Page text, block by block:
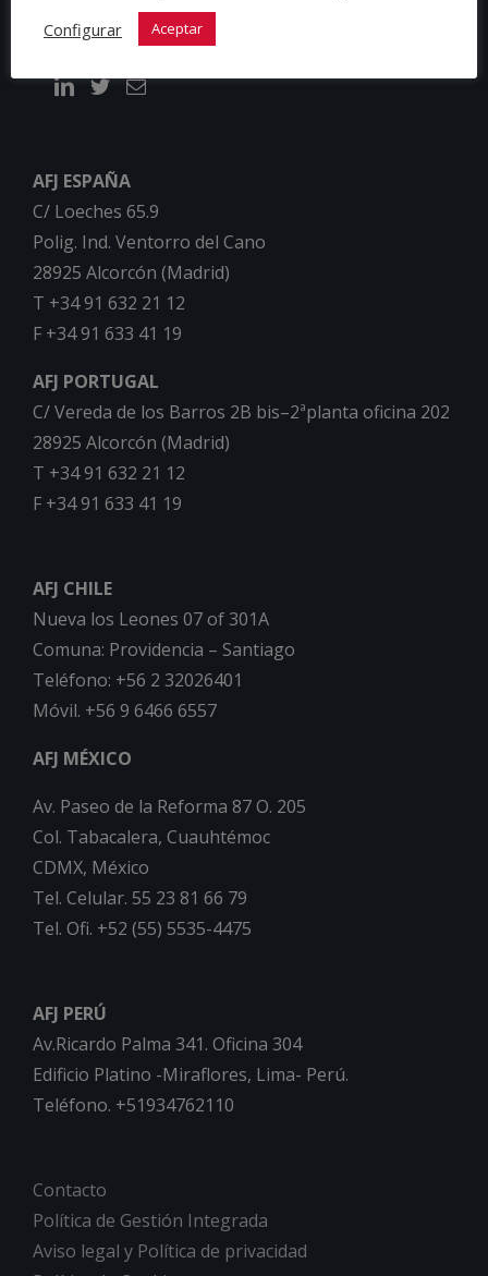
AFJ ESPAÑA
C/ Loeches 65.9
Polig. Ind. Ventorro del Cano
28925 Alcorcón (Madrid)
T +34 91 632 21 12
F +34 91 633 41 19
AFJ PORTUGAL
C/ Vereda de los Barros 2B bis–2ªplanta oficina 202
28925 Alcorcón (Madrid)
T +34 91 632 21 12
F +34 91 633 41 19
AFJ CHILE
Nueva los Leones 07 of 301A
Comuna: Providencia – Santiago
Teléfono: +56 2 32026401
Móvil. +56 9 6466 6557
AFJ MÉXICO
Av. Paseo de la Reforma 87 O. 205
Col. Tabacalera, Cuauhtémoc
CDMX, México
Tel. Celular. 55 23 81 66 79
Tel. Ofi. +52 (55) 5535-4475
AFJ PERÚ
Av.Ricardo Palma 341. Oficina 304
Edificio Platino -Miraflores, Lima- Perú.
Teléfono. +51934762110
Contacto
Política de Gestión Integrada
Aviso legal y Política de privacidad
Configurar
Aceptar